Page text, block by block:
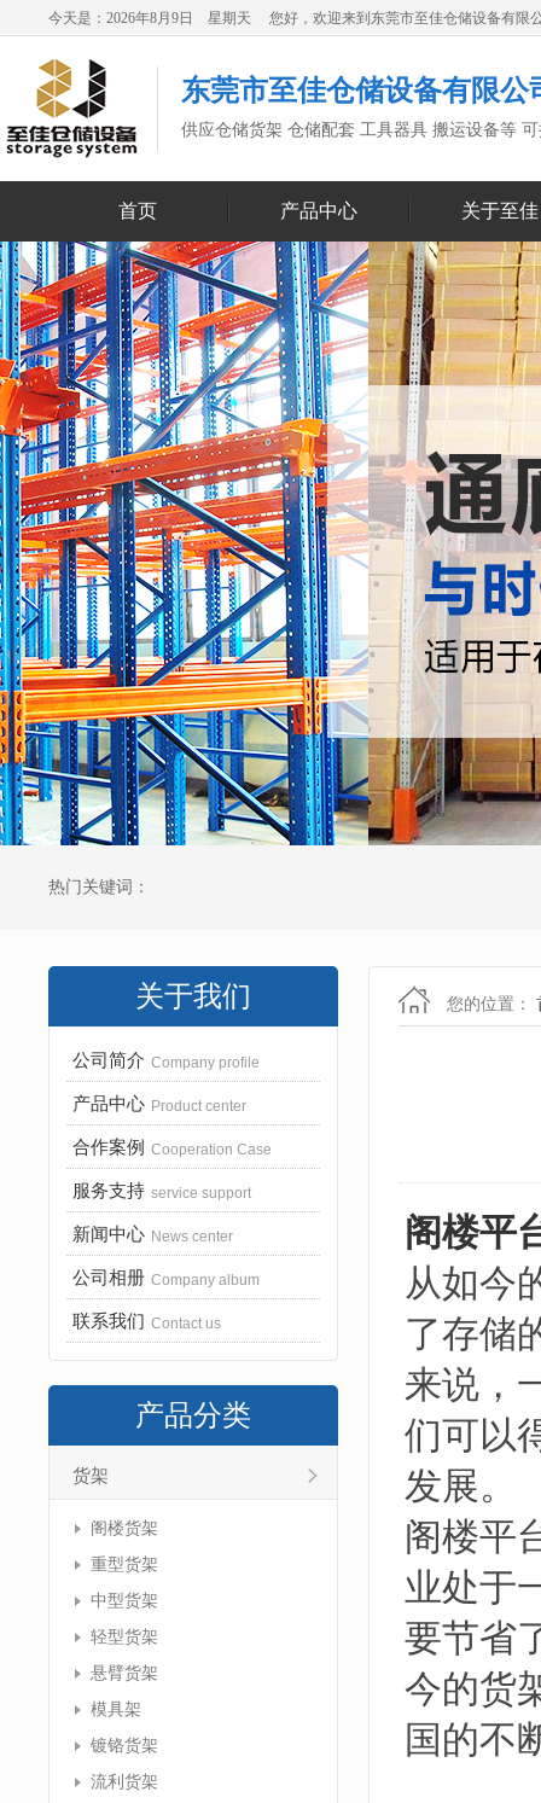
今天是：2026年8月9日 星期天 您好，欢迎来到东莞市至佳仓储设备有限
东莞市至佳仓储设备有限公
供应仓储货架 仓储配套 工具器具 搬运设备等
首页 产品中心 关于至佳
热门关键词：
关于我们
公司简介 Company profile
产品中心 Product center
合作案例 Cooperation Case
服务支持 service support
新闻中心 News center
公司相册 Company album
联系我们 Contact us
产品分类
货架
阁楼货架
重型货架
中型货架
轻型货架
悬臂货架
模具架
镀铬货架
流利货架
您的位置：
阁楼平
从如今
了存储
来说，
们可以
发展。
阁楼平
业处于
要节省
今的货
国的不